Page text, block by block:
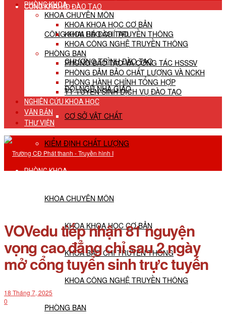
CÔNG KHAI HĐ ĐÀO TẠO
CÔNG KHAI HĐ ĐÀO TẠO
CHƯƠNG TRÌNH ĐÀO TẠO
ĐỘI NGŨ NHÀ GIÁO
CƠ SỞ VẬT CHẤT
KIỂM ĐỊNH CHẤT LƯỢNG
PHÒNG KHOA
KHOA CHUYÊN MÔN
KHOA KHOA HỌC CƠ BẢN
KHOA BÁO CHÍ TRUYỀN THÔNG
KHOA CÔNG NGHỆ TRUYỀN THÔNG
PHÒNG BAN
PHÒNG KHOA
KHOA CHUYÊN MÔN
KHOA KHOA HỌC CƠ BẢN
KHOA BÁO CHÍ TRUYỀN THÔNG
KHOA CÔNG NGHỆ TRUYỀN THÔNG
PHÒNG BAN
PHÒNG ĐÀO TẠO VÀ CÔNG TÁC HSSSV
PHÒNG ĐẢM BẢO CHẤT LƯỢNG VÀ NCKH
PHÒNG HÀNH CHÍNH TỔNG HỢP
TT TUYỂN SINH DỊCH VỤ ĐÀO TẠO
NGHIÊN CỨU KHOA HỌC
VĂN BẢN
THƯ VIỆN
VOVedu tiếp nhận 81 nguyện
vọng cao đẳng chỉ sau 2 ngày
mở cổng tuyển sinh trực tuyến
18 Tháng 7, 2025
0